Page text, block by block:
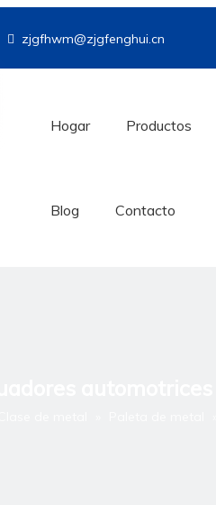
 zjgfhwm@zjgfenghui.cn
Hogar Productos
Blog Contacto